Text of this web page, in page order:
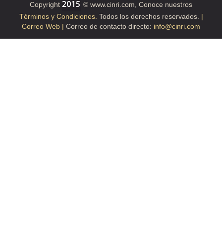
Copyright
© www.cinri.com, Conoce nuestros
Términos y Condiciones. Todos los derechos reservados. |
Correo Web | Correo de contacto directo: info@cinri.com